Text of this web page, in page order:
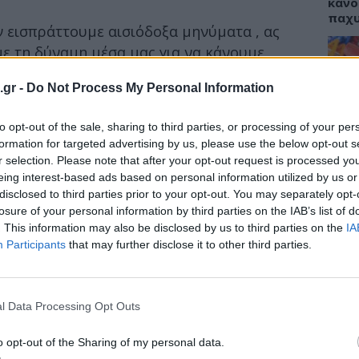
- Do Not Process My Personal Information
opt-out of the sale, sharing to third parties, or processing of your
for targeted advertising by us, please use the below opt-out
selection. Please note that after your opt-out request is processed
interest-based ads based on personal information utilized by us
to third parties prior to your opt-out. You may separately
of your personal information by third parties on the IAB’s list of
This information may also be disclosed by us to third parties on the
Participants that may further disclose it to other third parties.
Data Processing Opt Outs
opt-out of the Sharing of my personal data.
αισιόδοξα μηνύματα , ας
τη δύναμη μέσα μας για να κάνουμε
με 60 ψυχολόγους συνεργάτες, δίνει την
της επιλογής σας και να κάνετε
Κλείστε το ραντεβού άμεσαεδώ!
είναι ένας τρόπος να ανακαλύψει
του!
ΙΣΑ: